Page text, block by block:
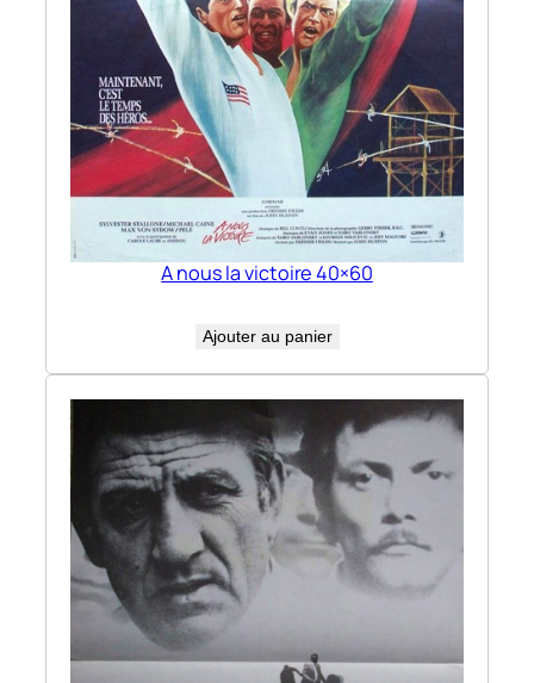
A nous la victoire 40×60
Ajouter au panier